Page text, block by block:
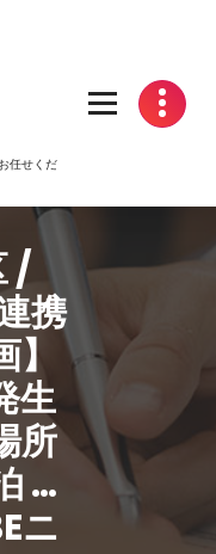
任せくだ
/
携
生
所
…
ニ